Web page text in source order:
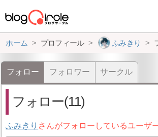
ホーム プロフィール ふみきり
フォロー フォロワー サークル
フォロー(11)
ふみきり さんがフォローしているユーザ